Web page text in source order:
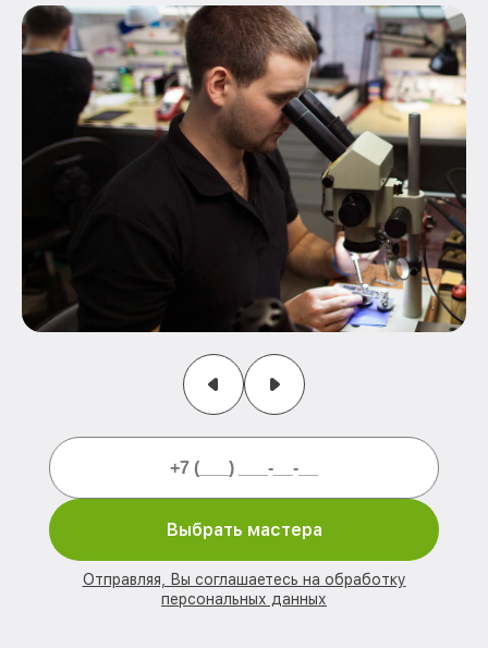
Выбрать мастера
Отправляя, Вы соглашаетесь на обработку
персональных данных